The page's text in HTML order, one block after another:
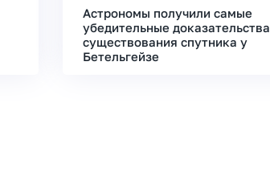
Астрономы получили самые
убедительные доказательства
существования спутника у
Бетельгейзе